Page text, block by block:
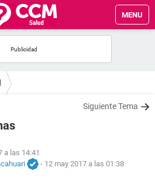
MENU
Siguiente Tema
a las 14:41
- 12 may 2017 a las 01:38